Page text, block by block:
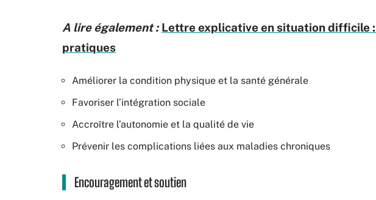
A lire également : Lettre explicative en situation difficile
pratiques
Améliorer la condition physique et la santé générale
Favoriser l’intégration sociale
Accroître l’autonomie et la qualité de vie
Prévenir les complications liées aux maladies chroniques
Encouragement et soutien